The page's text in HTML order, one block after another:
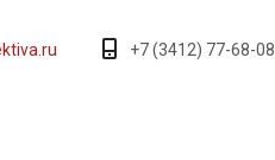
+7 (3412) 77-68-08